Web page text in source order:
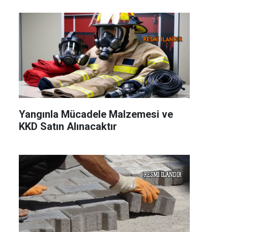
Yangınla Mücadele Malzemesi ve
KKD Satın Alınacaktır